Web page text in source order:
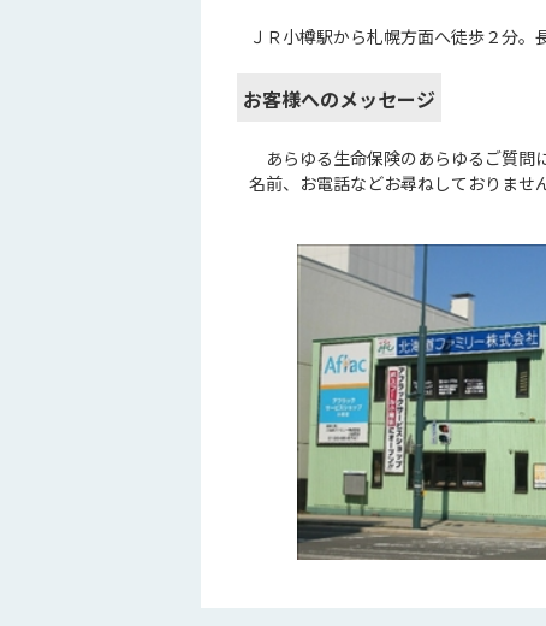
ＪＲ小樽駅から札幌方面へ徒歩２分。
お客様へのメッセージ
あらゆる生命保険のあらゆるご質問
名前、お電話などお尋ねしておりませ